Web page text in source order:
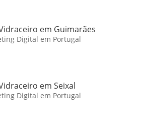
em Guimarães
Digital em Portugal
em Seixal
Digital em Portugal